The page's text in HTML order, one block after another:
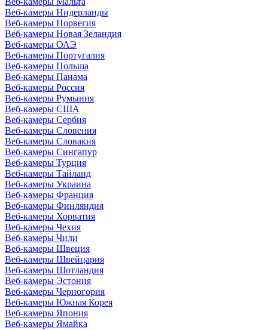
Веб-камеры Нидерланды
Веб-камеры Норвегия
Веб-камеры Новая Зеландия
Веб-камеры ОАЭ
Веб-камеры Португалия
Веб-камеры Польша
Веб-камеры Панама
Веб-камеры Россия
Веб-камеры Румыния
Веб-камеры США
Веб-камеры Сербия
Веб-камеры Словения
Веб-камеры Словакия
Веб-камеры Сингапур
Веб-камеры Турция
Веб-камеры Тайланд
Веб-камеры Украина
Веб-камеры Франция
Веб-камеры Финляндия
Веб-камеры Хорватия
Веб-камеры Чехия
Веб-камеры Чили
Веб-камеры Швеция
Веб-камеры Швейцария
Веб-камеры Шотландия
Веб-камеры Эстония
Веб-камеры Черногория
Веб-камеры Южная Корея
Веб-камеры Япония
Веб-камеры Ямайка